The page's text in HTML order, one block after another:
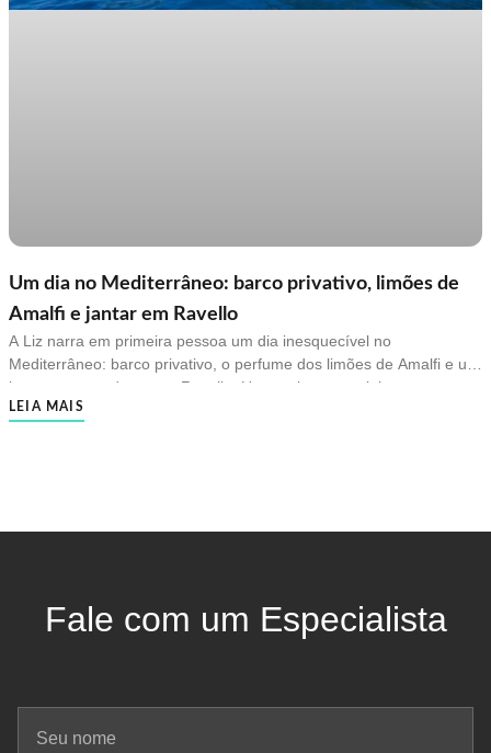
Um dia no Mediterrâneo: barco privativo, limões de
Amalfi e jantar em Ravello
A Liz narra em primeira pessoa um dia inesquecível no
Mediterrâneo: barco privativo, o perfume dos limões de Amalfi e um
jantar ao entardecer em Ravello. Um roteiro sensorial para quem
quer viver a Costa Amalfitana de verdade.
LEIA MAIS
Fale com um Especialista